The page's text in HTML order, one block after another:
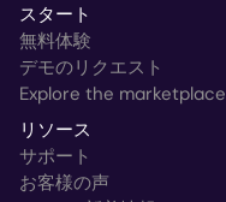
スタート
無料体験
デモのリクエスト
Explore the marketplace
リソース
サポート
お客様の声